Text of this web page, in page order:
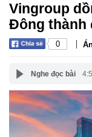
Vingroup
Đông thành
0 |
Nghe đọc bài